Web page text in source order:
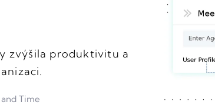
zvýšila produktivitu a
Time